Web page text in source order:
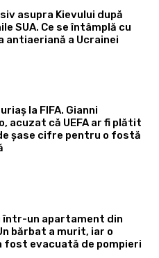
asupra Kievului după
SUA. Ce se întâmplă cu
antiaeriană a Ucrainei
la FIFA. Gianni
acuzat că UEFA ar fi plătit
șase cifre pentru o fostă
într-un apartament din
bărbat a murit, iar o
fost evacuată de pompieri